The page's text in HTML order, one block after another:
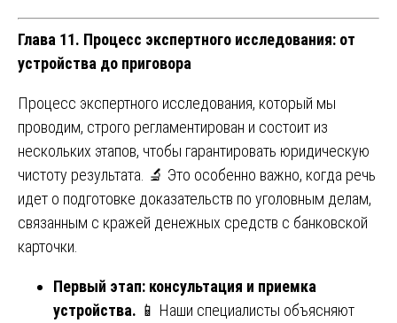
Глава 11. Процесс экспертного исследования: от
устройства до приговора
Процесс экспертного исследования, который мы
проводим, строго регламентирован и состоит из
нескольких этапов, чтобы гарантировать юридическую
чистоту результата. 🔬 Это особенно важно, когда речь
идет о подготовке доказательств по уголовным делам,
связанным с кражей денежных средств с банковской
карточки.
Первый этап: консультация и приемка
устройства. 📱 Наши специалисты объясняют